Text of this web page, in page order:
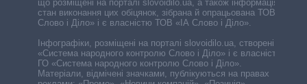
що розміщені на порталі slovoidilo.ua, а також інформація про
стан виконання цих обіцянок, зібрана й опрацьована ТОВ «ІА
Слово і Діло» і є власністю ТОВ «ІА Слово і Діло».
Інфографіки, розміщені на порталі slovoidilo.ua, створені ГО
«Система народного контролю Слово і Діло» і є власністю
ГО «Система народного контролю Слово і Діло».
Матеріали, відмічені значками, публікуються на правах